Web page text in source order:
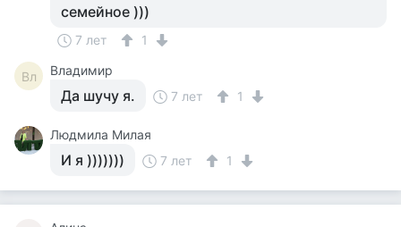
семейное )))
7 лет 1
Вл Владимир
Да шучу я. 7 лет 1
Людмила Милая
И я ))))))) 7 лет 1